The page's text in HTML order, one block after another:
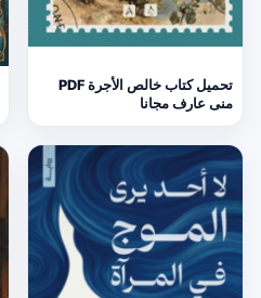
تحميل كتاب خالص الأجرة PDF
منى عارف مجانا